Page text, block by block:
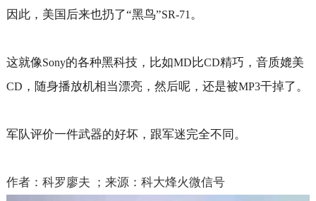
因此，美国后来也扔了“黑鸟”SR-71 。
这就像Sony的各种黑科技，比如MD比CD精巧，音质媲美
CD ，随身播放机相当漂亮，然后呢，还是被MP3干掉了。
军队评价一件武器的好坏，跟军迷完全不同。
作者：科罗廖夫 ；来源：科大烽火微信号